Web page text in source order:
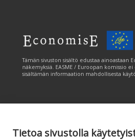
Tietoa sivustolla
Tämän sivuston sisältö edustaa ainoastaan
näkemyksiä. EASME / Euroopan komissio ei
sisältämän informaation mahdollisesta